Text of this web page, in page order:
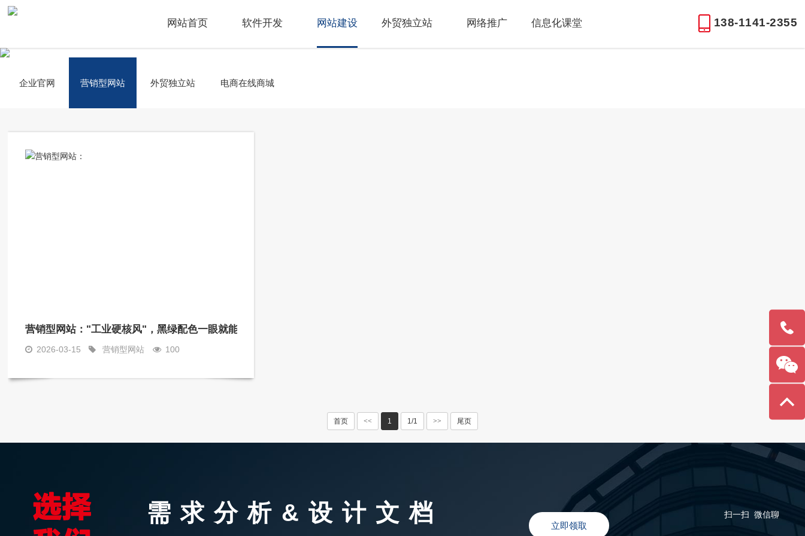
138-1141-2355
网站首页 软件开发 网站建设 外贸独立站 网络推广 信息化课堂
企业官网 营销型网站 外贸独立站 电商在线商城
营销型网站："工业硬核风"，黑绿配色一眼就能让人联想到泵阀行业
2026-03-15 营销型网站 100
首页 << 1 1/1 >> 尾页
扫一扫 微信聊
需求分析&设计文档 立即领取
138-
1141-
2355